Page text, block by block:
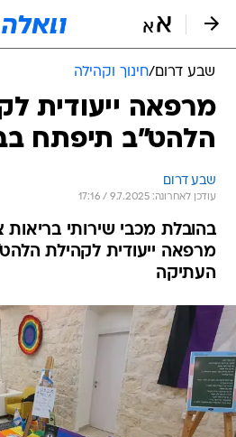
שבע דרום/חינוך וקהילה
מרפאה ייעודית
הלהט"ב תיפתח
שבע דרום
עודכן לאחרונה: 9.7.2025 / 17:16
בהובלת מכבי שירותי בריאות
מרפאה ייעודית לקהילת
העתיקה